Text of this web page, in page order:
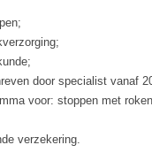
door specialist vanaf
voor: stoppen met
verzekering.